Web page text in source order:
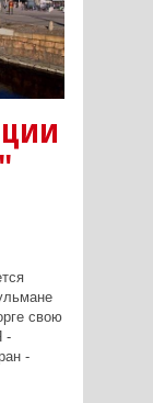
свою
-
-